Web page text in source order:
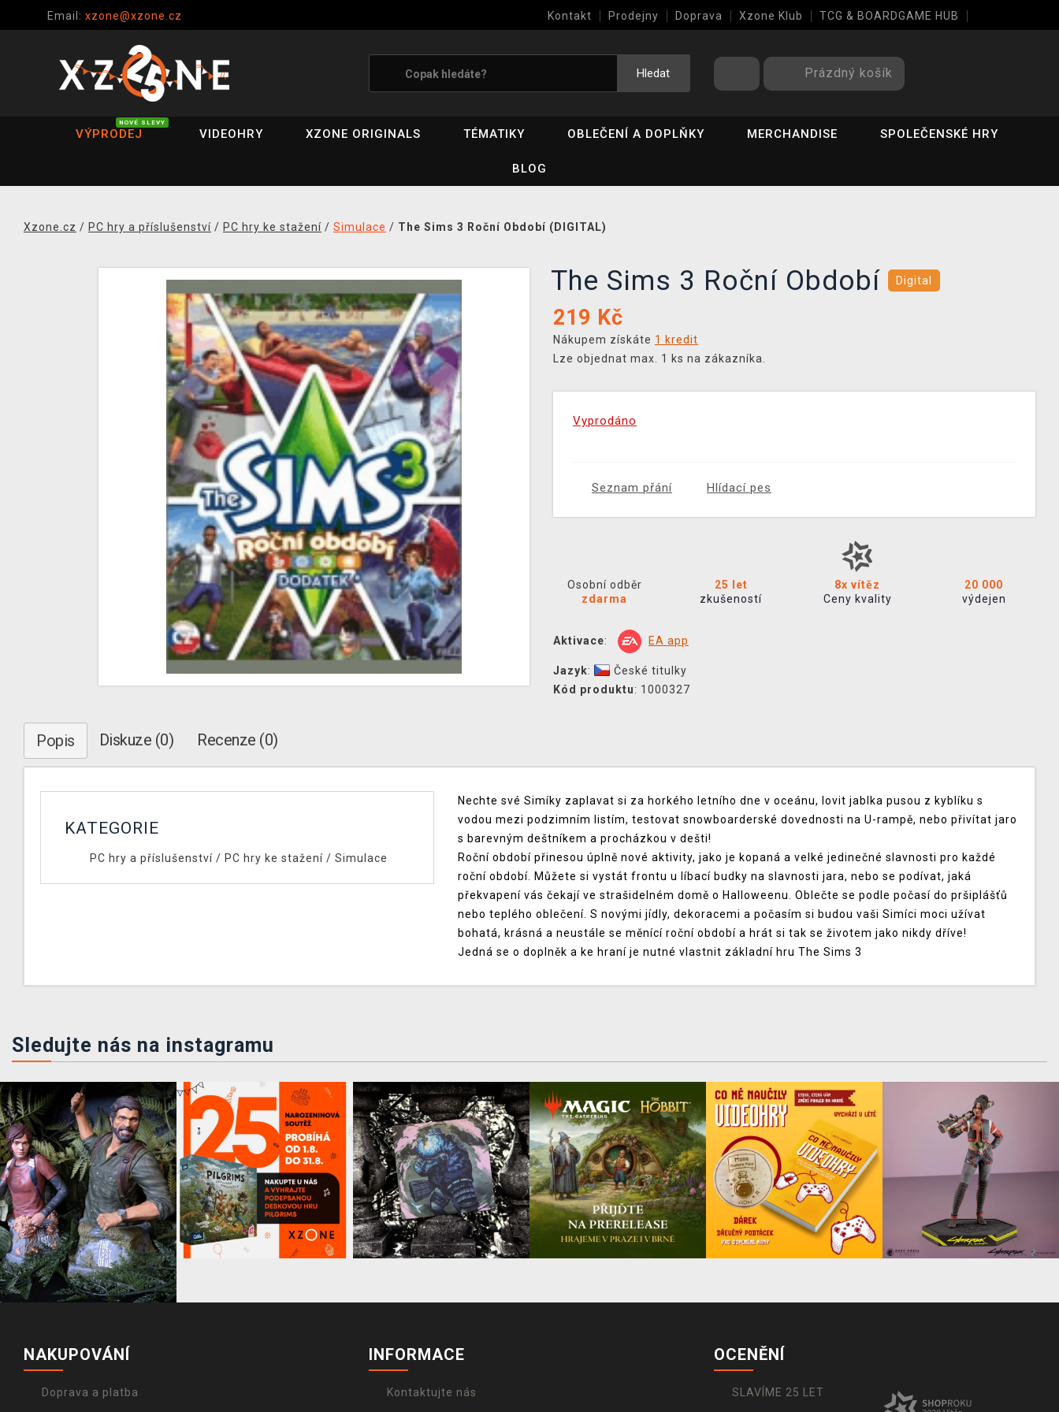
Email: xzone@xzone.cz Kontakt Prodejny Doprava Xzone Klub TCG & BOARDGAME HUB
Hledat Prázdný košík
VÝPRODEJ
NOVÉ SLEVY
VIDEOHRY XZONE ORIGINALS TÉMATIKY OBLEČENÍ A DOPLŇKY MERCHANDISE SPOLEČENSKÉ HRY
BLOG
Xzone.cz / PC hry a příslušenství / PC hry ke stažení / Simulace / The Sims 3 Roční Období (DIGITAL)
The Sims 3 Roční Období Digital
219 Kč
Nákupem získáte 1 kredit
Lze objednat max. 1 ks na zákazníka.
Vyprodáno
Seznam přání Hlídací pes
Osobní odběr
zdarma
25 let
zkušeností
8x vítěz
Ceny kvality
20 000
výdejen
Aktivace: EA app
Jazyk:
České titulky
Kód produktu: 1000327
Popis Diskuze (0) Recenze (0)
KATEGORIE
PC hry a příslušenství/ PC hry ke stažení/ Simulace
Nechte své Simíky zaplavat si za horkého letního dne v oceánu, lovit jablka pusou z kyblíku s
vodou mezi podzimním listím, testovat snowboarderské dovednosti na U-rampě, nebo přivítat jaro
s barevným deštníkem a procházkou v dešti!
Roční období přinesou úplně nové aktivity, jako je kopaná a velké jedinečné slavnosti pro každé
roční období. Můžete si vystát frontu u líbací budky na slavnosti jara, nebo se podívat, jaká
překvapení vás čekají ve strašidelném domě o Halloweenu. Oblečte se podle počasí do pršiplášťů
nebo teplého oblečení. S novými jídly, dekoracemi a počasím si budou vaši Simíci moci užívat
bohatá, krásná a neustále se měnící roční období a hrát si tak se životem jako nikdy dříve!
Jedná se o doplněk a ke hraní je nutné vlastnit základní hru The Sims 3
Sledujte nás na instagramu
NAKUPOVÁNÍ
Doprava a platba
INFORMACE
Kontaktujte nás
OCENĚNÍ
SLAVÍME 25 LET